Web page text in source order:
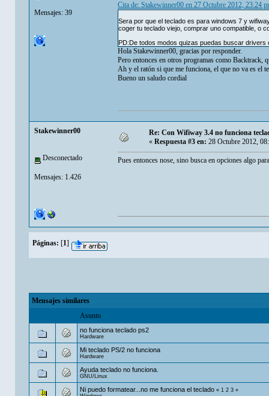
Mensajes: 39
Cita de: Stakewinner00 en 27 Octubre 2012, 23:24
Sera por que el teclado es para windows 7 y
coger tu teclado viejo, comprar uno compatible, o
PD:De todos modos quizas puedas buscar
Hola Stakewinner00, gracias por responder.
Pero entonces en otros programas como Backtrack,
Ah y el ratón si que me funciona, el que no va es el
Bueno un saludo cordial
Stakewinner00
Desconectado
Mensajes: 1.426
Re: Con Wifiway 3.4 no funciona
« Respuesta #3 en: 28 Octubre 2012,
Pues entonces nose, sino busca en opciones algo
Páginas: [1]
Mensajes similares
Asunto
no funciona teclado ps2
Hardware
Mi teclado PS/2 no funciona
Hardware
Ayuda teclado no funciona.
GNU/Linux
Ni puedo formatear...no me funciona el teclado «1 2 3»